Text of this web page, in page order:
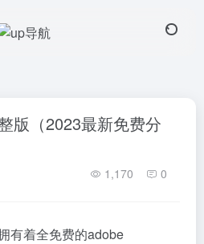
版（2023最新免费分
1,170 0
有着全免费的adobe